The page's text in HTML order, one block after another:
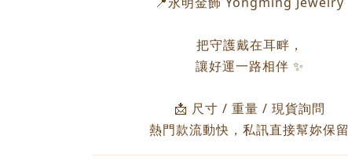
把守護戴在耳畔，
讓好運一路相伴 ✨
📩 尺寸 / 重量 / 現貨詢問
熱門款流動快，私訊直接幫妳保留